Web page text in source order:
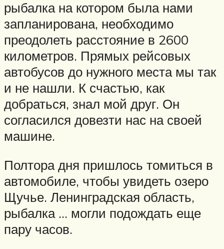
рыбалка на котором была нами
запланирована, необходимо
преодолеть расстояние в 2600
километров. Прямых рейсовых
автобусов до нужного места мы так
и не нашли. К счастью, как
добраться, знал мой друг. Он
согласился довезти нас на своей
машине.
Полтора дня пришлось томиться в
автомобиле, чтобы увидеть озеро
Щучье. Ленинградская область,
рыбалка … могли подождать еще
пару часов.